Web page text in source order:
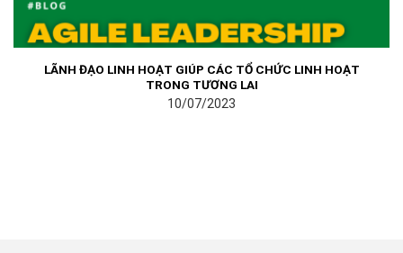
LÃNH ĐẠO LINH HOẠT GIÚP CÁC TỔ CHỨC LINH HOẠT
TRONG TƯƠNG LAI
10/07/2023